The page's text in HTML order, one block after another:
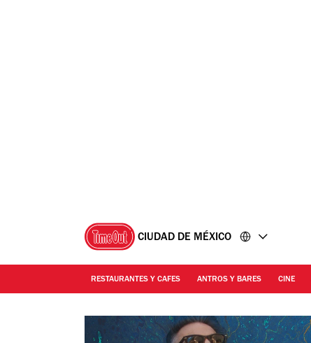
CIUDAD DE MÉXICO
RESTAURANTES Y CAFES ANTROS Y BARES CINE